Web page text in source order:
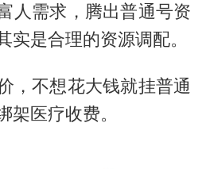
人需求，腾出普通号资
实是合理的资源调配。
，不想花大钱就挂普通
架医疗收费。